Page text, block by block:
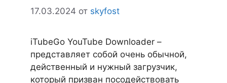
17.03.2024 от skyfost
iTubeGo YouTube Downloader –
представляет собой очень обычной,
действенный и нужный загрузчик,
который призван посодействовать